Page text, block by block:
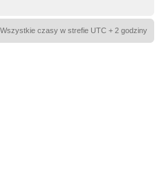
Wszystkie czasy w strefie UTC + 2 godziny